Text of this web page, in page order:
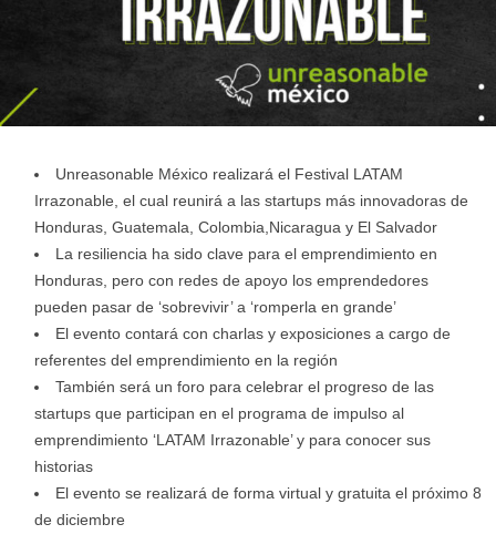
Unreasonable México realizará el Festival LATAM
Irrazonable, el cual reunirá a las startups más innovadoras de
Honduras, Guatemala, Colombia,Nicaragua y El Salvador
La resiliencia ha sido clave para el emprendimiento en
Honduras, pero con redes de apoyo los emprendedores
pueden pasar de ‘sobrevivir’ a ‘romperla en grande’
El evento contará con charlas y exposiciones a cargo de
referentes del emprendimiento en la región
También será un foro para celebrar el progreso de las
startups que participan en el programa de impulso al
emprendimiento ‘LATAM Irrazonable’ y para conocer sus
historias
El evento se realizará de forma virtual y gratuita el próximo 8
de diciembre